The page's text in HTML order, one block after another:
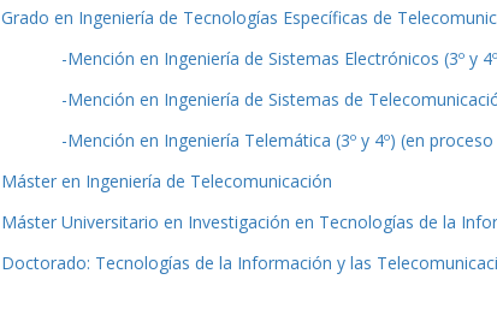
Grado en Ingeniería de Tecnologías Específicas de
-Mención en Ingeniería de Sistemas Electrónicos (3º y
-Mención en Ingeniería de Sistemas de
-Mención en Ingeniería Telemática (3º y 4º) (en
Máster en Ingeniería de Telecomunicación
Máster Universitario en Investigación en Tecnologías de la
Doctorado: Tecnologías de la Información y las